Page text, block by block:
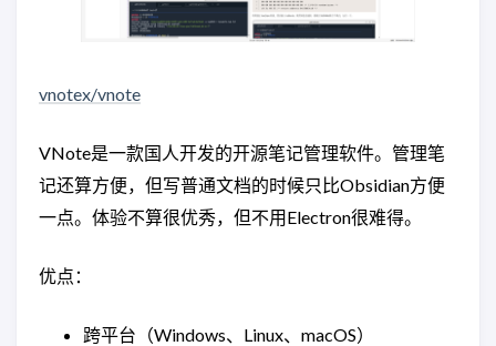
vnotex/vnote
VNote是一款国人开发的开源笔记管理软件。管理笔
记还算方便，但写普通文档的时候只比Obsidian方便
一点。体验不算很优秀，但不用Electron很难得。
优点：
跨平台（Windows、Linux、macOS）